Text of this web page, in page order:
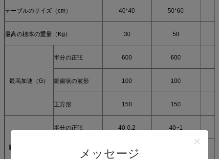
メッセージ
テーブルのサイズ（cm） 40*40 50*60
最高の標本の重量（Kg） 30 50
最高加速（G）
半分の正弦 600 600
鋸歯状の波形 100 100
正方形 150 150
脈拍の持続期間
半分の正弦 40-0.2 40~1
鋸歯状の波形 18~6